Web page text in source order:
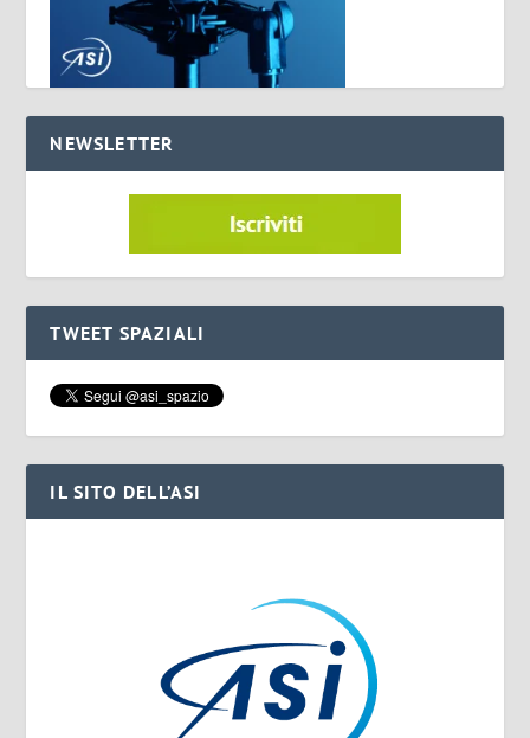
NEWSLETTER
TWEET SPAZIALI
IL SITO DELL’ASI